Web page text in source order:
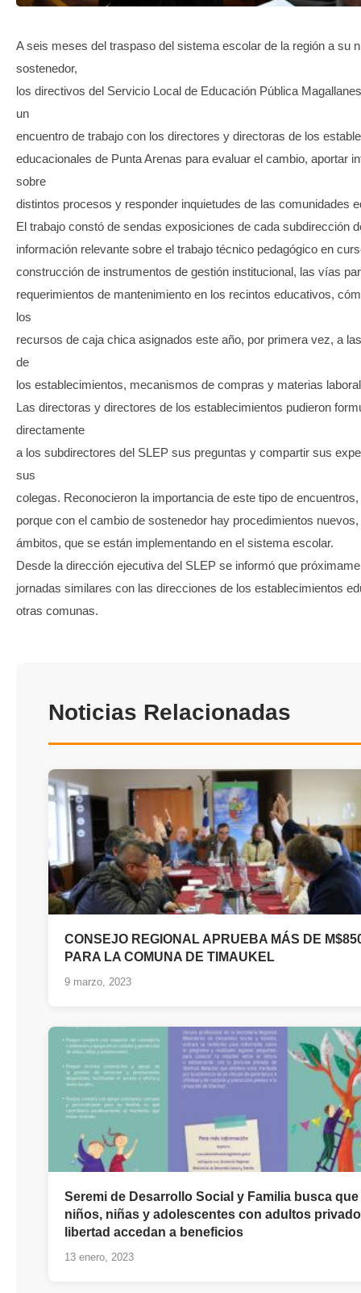
A seis meses del traspaso del sistema escolar de la región a su
sostenedor,
los directivos del Servicio Local de Educación Pública
un
encuentro de trabajo con los directores y directoras de los
educacionales de Punta Arenas para evaluar el cambio, aportar
sobre
distintos procesos y responder inquietudes de las comunidades
El trabajo constó de sendas exposiciones de cada subdirección
información relevante sobre el trabajo técnico pedagógico en
construcción de instrumentos de gestión institucional, las vías
requerimientos de mantenimiento en los recintos educativos,
los
recursos de caja chica asignados este año, por primera vez, a
de
los establecimientos, mecanismos de compras y materias
Las directoras y directores de los establecimientos pudieron
directamente
a los subdirectores del SLEP sus preguntas y compartir sus
sus
colegas. Reconocieron la importancia de este tipo de
porque con el cambio de sostenedor hay procedimientos
ámbitos, que se están implementando en el sistema escolar.
Desde la dirección ejecutiva del SLEP se informó que
jornadas similares con las direcciones de los establecimientos
otras comunas.
Noticias Relacionadas
CONSEJO REGIONAL APRUEBA MÁS DE
PARA LA COMUNA DE TIMAUKEL
9 marzo, 2023
Seremi de Desarrollo Social y Familia busca que
niños, niñas y adolescentes con adultos
libertad accedan a beneficios
13 enero, 2023